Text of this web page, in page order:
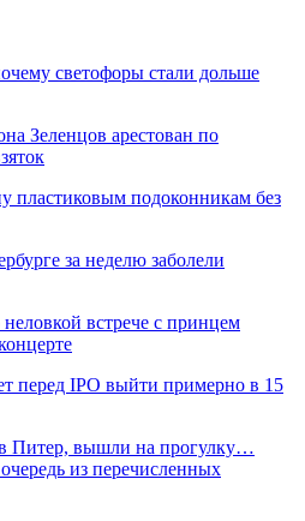
светофоры стали дольше
Зеленцов арестован по
пластиковым подоконникам без
за неделю заболели
встрече с принцем
перед IPO выйти примерно в 15
Питер, вышли на прогулку…
из перечисленных